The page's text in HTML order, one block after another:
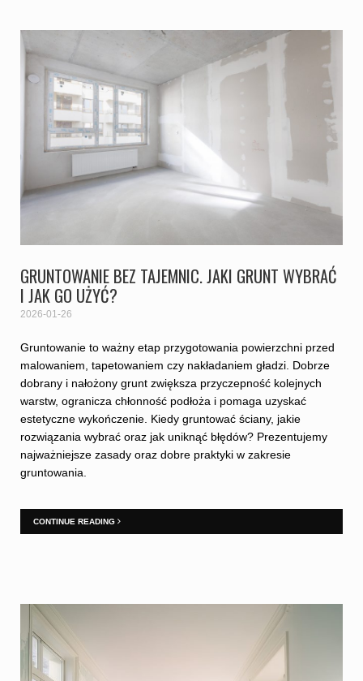
GRUNTOWANIE BEZ TAJEMNIC. JAKI GRUNT WYBRAĆ
I JAK GO UŻYĆ?
2026-01-26
Gruntowanie to ważny etap przygotowania powierzchni przed
malowaniem, tapetowaniem czy nakładaniem gładzi. Dobrze
dobrany i nałożony grunt zwiększa przyczepność kolejnych
warstw, ogranicza chłonność podłoża i pomaga uzyskać
estetyczne wykończenie. Kiedy gruntować ściany, jakie
rozwiązania wybrać oraz jak uniknąć błędów? Prezentujemy
najważniejsze zasady oraz dobre praktyki w zakresie
gruntowania.
CONTINUE READING